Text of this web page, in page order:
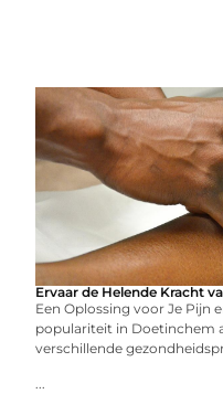
Ervaar de Helende Kracht
Een Oplossing voor Je Pijn
populariteit in Doetinchem
verschillende
...